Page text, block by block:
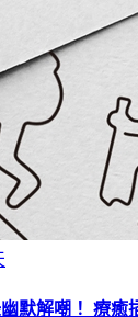
默解嘲！ 療癒